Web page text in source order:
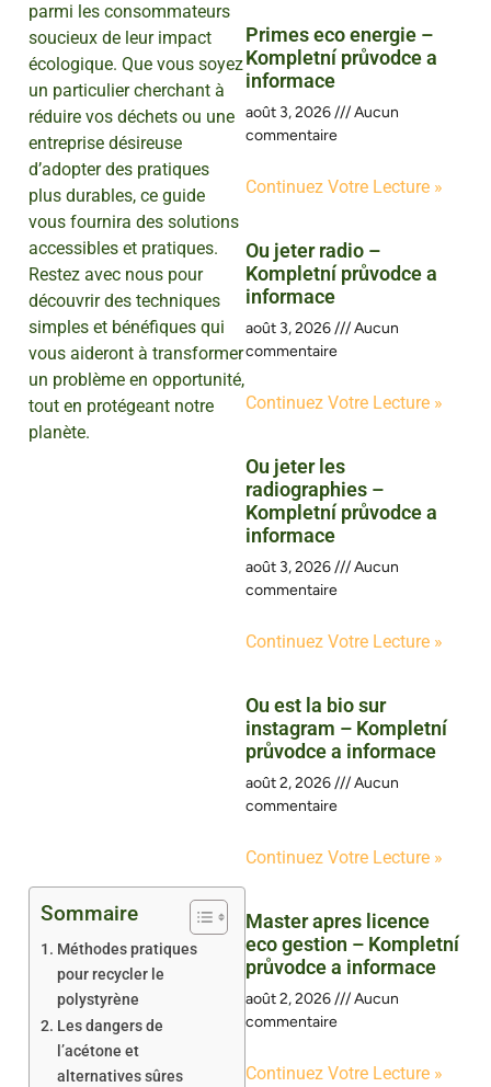
parmi les consommateurs
soucieux de leur impact
écologique. Que vous soyez
un particulier cherchant à
réduire vos déchets ou une
entreprise désireuse
d’adopter des pratiques
plus durables, ce guide
vous fournira des solutions
accessibles et pratiques.
Restez avec nous pour
découvrir des techniques
simples et bénéfiques qui
vous aideront à transformer
un problème en opportunité,
tout en protégeant notre
planète.
Sommaire
Méthodes pratiques
pour recycler le
polystyrène
Les dangers de
l’acétone et
alternatives sûres
Primes eco energie –
Kompletní průvodce a
informace
août 3, 2026
Aucun
commentaire
Continuez Votre Lecture »
Ou jeter radio –
Kompletní průvodce a
informace
août 3, 2026
Aucun
commentaire
Continuez Votre Lecture »
Ou jeter les
radiographies –
Kompletní průvodce a
informace
août 3, 2026
Aucun
commentaire
Continuez Votre Lecture »
Ou est la bio sur
instagram – Kompletní
průvodce a informace
août 2, 2026
Aucun
commentaire
Continuez Votre Lecture »
Master apres licence
eco gestion – Kompletní
průvodce a informace
août 2, 2026
Aucun
commentaire
Continuez Votre Lecture »